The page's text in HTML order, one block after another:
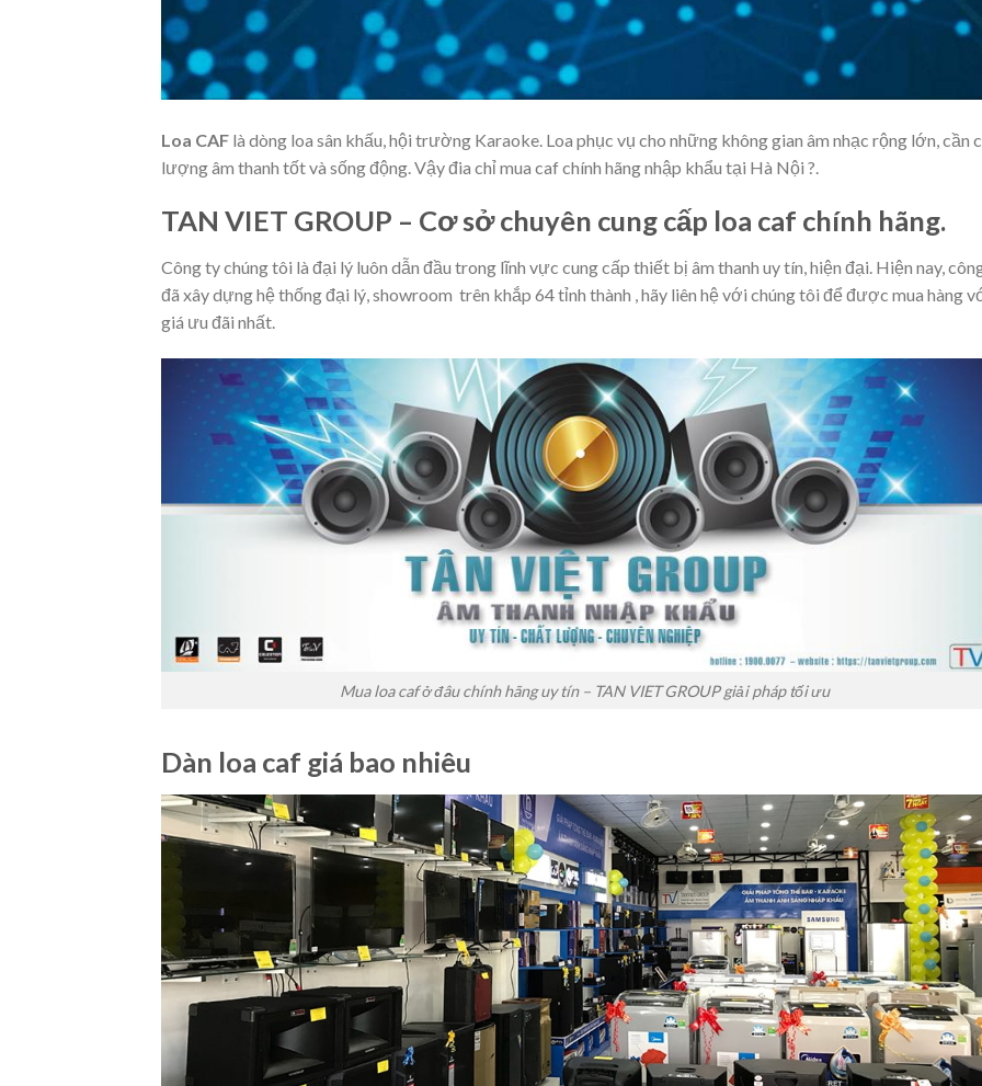
Loa CAF là dòng loa sân khấu, hội trường Karaoke. Loa phục vụ cho những không gian âm nhạc rộng lớn, cần
lượng âm thanh tốt và sống động. Vậy đia chỉ mua caf chính hãng nhập khẩu tại Hà Nội ?.
TAN VIET GROUP – Cơ sở chuyên cung cấp loa caf chính hãng.
Công ty chúng tôi là đại lý luôn dẫn đầu trong lĩnh vực cung cấp thiết bị âm thanh uy tín, hiện đại. Hiện nay,
đã xây dựng hệ thống đại lý, showroom trên khắp 64 tỉnh thành , hãy liên hệ với chúng tôi để được mua hàng
giá ưu đãi nhất.
Mua loa caf ở đâu chính hãng uy tín – TAN VIET GROUP giải pháp tối ưu
Dàn loa caf giá bao nhiêu